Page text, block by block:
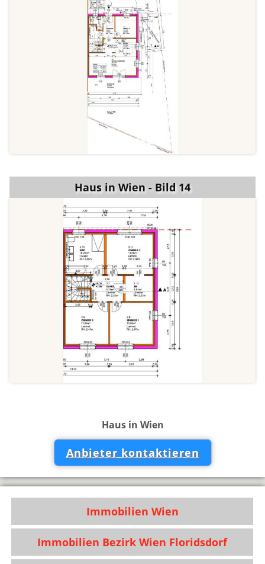
Haus in Wien - Bild 14
Haus in Wien
Anbieter kontaktieren
Immobilien Wien
Immobilien Bezirk Wien Floridsdorf